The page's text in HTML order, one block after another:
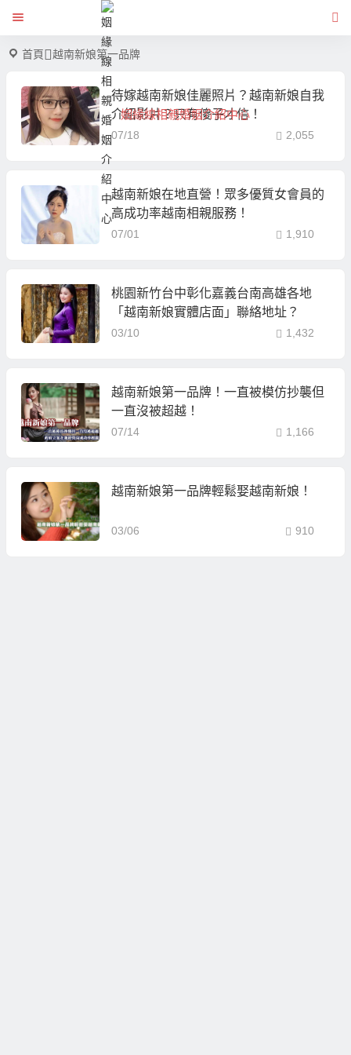
姻緣線相親婚姻介紹中心
首頁 越南新娘第一品牌
待嫁越南新娘佳麗照片？越南新娘自我
介紹影片？只有傻子才信！
07/18 2,055
越南新娘在地直營！眾多優質女會員的
高成功率越南相親服務！
07/01 1,910
桃園新竹台中彰化嘉義台南高雄各地
「越南新娘實體店面」聯絡地址？
03/10 1,432
越南新娘第一品牌！一直被模仿抄襲但
一直沒被超越！
07/14 1,166
越南新娘第一品牌輕鬆娶越南新娘！
03/06 910